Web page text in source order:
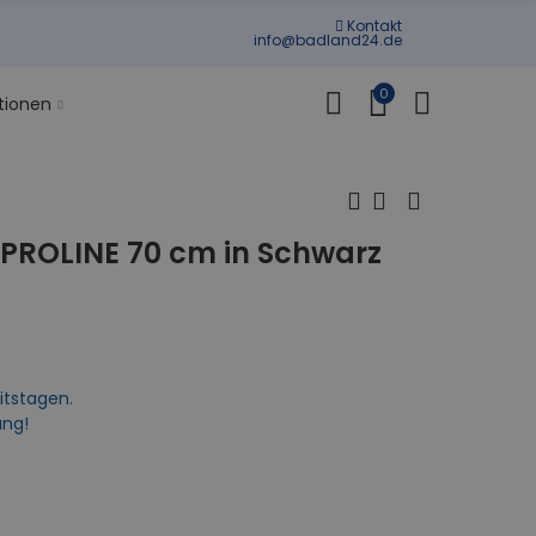
Kontakt
info@badland24.de
0
70 cm in Schwarz